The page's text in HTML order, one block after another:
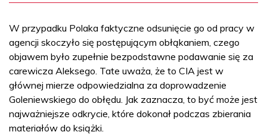
W przypadku Polaka faktyczne odsunięcie go od pracy w
agencji skoczyło się postępującym obłąkaniem, czego
objawem było zupełnie bezpodstawne podawanie się za
carewicza Aleksego. Tate uważa, że to CIA jest w
głównej mierze odpowiedzialna za doprowadzenie
Goleniewskiego do obłędu. Jak zaznacza, to być może jest
najważniejsze odkrycie, które dokonał podczas zbierania
materiałów do książki.